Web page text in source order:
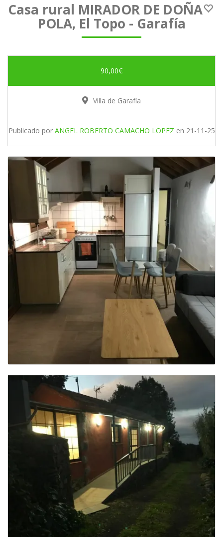
Casa rural MIRADOR DE DOÑA
POLA, El Topo - Garafía
90,00€
Villa de Garafía
Publicado por ANGEL ROBERTO CAMACHO LOPEZ en 21-11-25